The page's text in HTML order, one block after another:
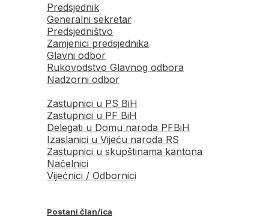
Predsjednik
Generalni sekretar
Predsjedništvo
Zamjenici predsjednika
Glavni odbor
Rukovodstvo Glavnog odbora
Nadzorni odbor
Zastupnici u PS BiH
Zastupnici u PF BiH
Delegati u Domu naroda PFBiH
Izaslanici u Vijeću naroda RS
Zastupnici u skupštinama kantona
Načelnici
Vijećnici / Odbornici
Postani član/ica